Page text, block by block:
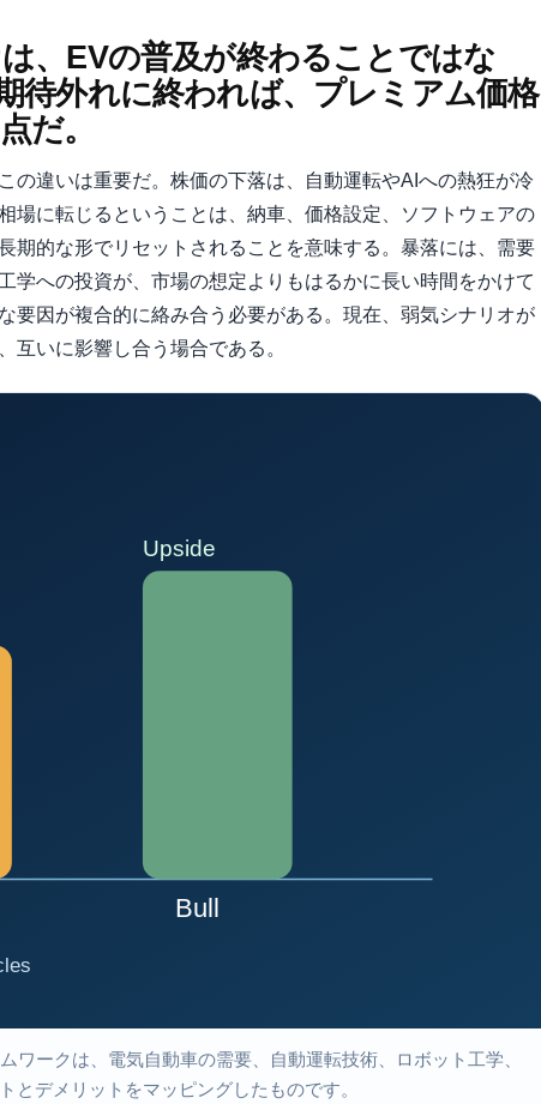
、EVの普及が終わることではな
待外れに終われば、プレミアム価格
だ。
の違いは重要だ。株価の下落は、自動運転やAIへの熱狂が冷
場に転じるということは、納車、価格設定、ソフトウェアの
期的な形でリセットされることを意味する。暴落には、需要
への投資が、市場の想定よりもはるかに長い時間をかけて
要因が複合的に絡み合う必要がある。現在、弱気シナリオが
いに影響し合う場合である。
ークは、電気自動車の需要、自動運転技術、ロボット工学、
デメリットをマッピングしたものです。